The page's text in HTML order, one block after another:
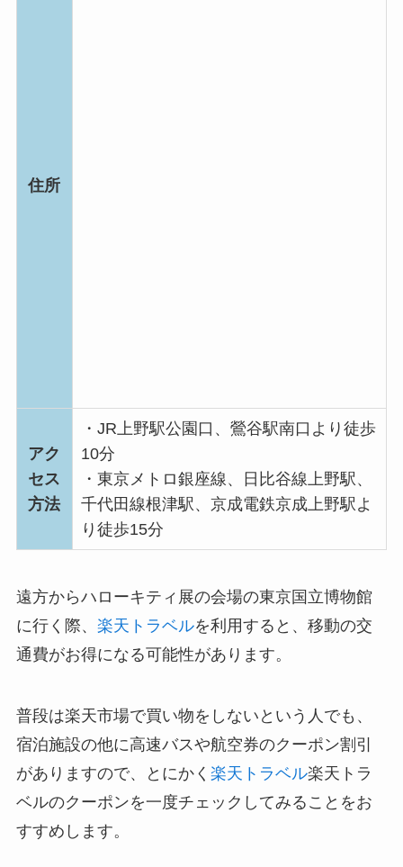
住所
アク
セス
方法
・JR上野駅公園口、鶯谷駅南口より徒歩
10分
・東京メトロ銀座線、日比谷線上野駅、
千代田線根津駅、京成電鉄京成上野駅よ
り徒歩15分
遠方からハローキティ展の会場の東京国立博物館
に行く際、 楽天トラベルを利用すると、移動の交
通費がお得になる可能性があります。
普段は楽天市場で買い物をしないという人でも、
宿泊施設の他に高速バスや航空券のクーポン割引
がありますので、とにかく 楽天トラベル楽天トラ
ベルのクーポンを一度チェックしてみることをお
すすめします。